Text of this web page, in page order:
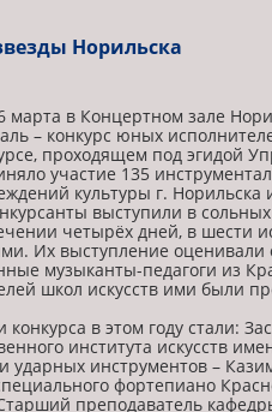
Норильска
марта в Концертном зале
– конкурс юных
проходящем под эгидой
участие 135
культуры г.
выступили в
четырёх дней, в шести
Их выступление
музыканты-педагоги из
школ искусств ими были
конкурса в этом году стали:
института искусств
и ударных инструментов –
фортепиано
преподаватель